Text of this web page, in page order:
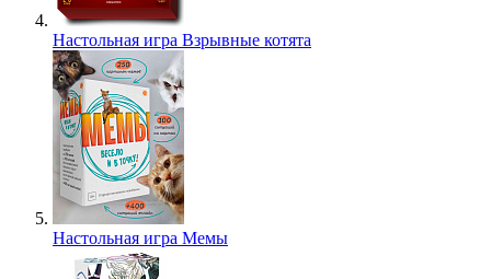
Настольная игра Взрывные котята
Настольная игра Мемы